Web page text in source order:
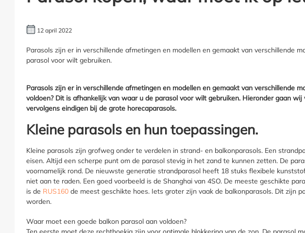
12 april 2022
Parasols zijn er in verschillende afmetingen en modellen en gemaakt van verschillende
parasol voor wilt gebruiken.
Parasols zijn er in verschillende afmetingen en modellen en gemaakt van verschillende
voldoen? Dit is afhankelijk van waar u de parasol voor wilt gebruiken. Hieronder gaan
vervolgens eindigen bij de grote horecaparasols.
Kleine parasols en hun toepassingen.
Kleine parasols zijn grofweg onder te verdelen in strand- en balkonparasols. Een
eisen. Altijd een scherpe punt om de parasol stevig in het zand te kunnen zetten. De
voornamelijk rond. De nieuwste generatie strandparasol heeft 18 stuks flexibele
niet aan te raden. Een goed voorbeeld is de Shanghai van 4SO. De meeste geschikte
is de RUS160 de meest geschikte hoes. Iets groter zijn vaak de balkonparasols. Dit zijn
worden.
Waar moet een goede balkon parasol aan voldoen?